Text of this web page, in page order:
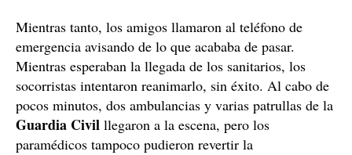
Mientras tanto, los amigos llamaron al teléfono de
emergencia avisando de lo que acababa de pasar.
Mientras esperaban la llegada de los sanitarios, los
socorristas intentaron reanimarlo, sin éxito. Al cabo de
pocos minutos, dos ambulancias y varias patrullas de la
Guardia Civil llegaron a la escena, pero los
paramédicos tampoco pudieron revertir la